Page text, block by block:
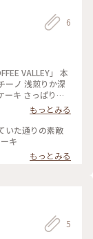
6
VALLEY」 本
ーノ 浅煎りか深
ーキ さっぱりレ
混雑時は時間制
3階まで 完全キャ
に♪ #池袋 #カフ
もっとみる
いた通りの素敵
キ
もっとみる
5